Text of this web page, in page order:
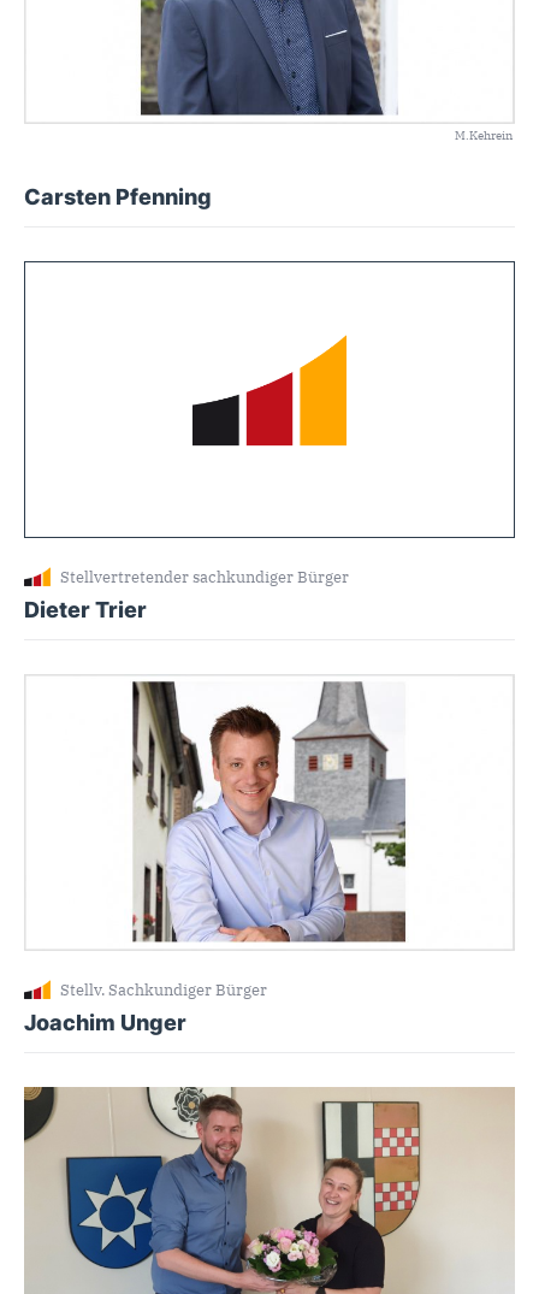
M.Kehrein
Carsten Pfenning
Stellvertretender sachkundiger Bürger
Dieter Trier
Stellv. Sachkundiger Bürger
Joachim Unger